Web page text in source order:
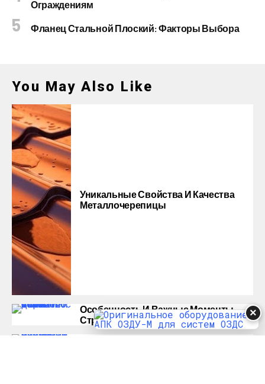
Ограждениям
Фланец Стальной Плоский: Факторы Выбора
You May Also Like
Уникальные Свойства И Качества
Металлочерепицы
Особенность И Важные Моменты
Строительства Частного Дома
Насколько Важно Получение
×